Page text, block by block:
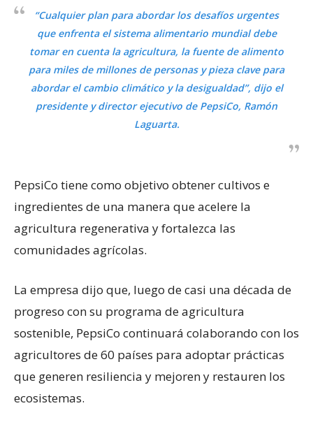
“Cualquier plan para abordar los desafíos urgentes
que enfrenta el sistema alimentario mundial debe
tomar en cuenta la agricultura, la fuente de alimento
para miles de millones de personas y pieza clave para
abordar el cambio climático y la desigualdad”, dijo el
presidente y director ejecutivo de PepsiCo, Ramón
Laguarta.
PepsiCo tiene como objetivo obtener cultivos e
ingredientes de una manera que acelere la
agricultura regenerativa y fortalezca las
comunidades agrícolas.
La empresa dijo que, luego de casi una década de
progreso con su programa de agricultura
sostenible, PepsiCo continuará colaborando con los
agricultores de 60 países para adoptar prácticas
que generen resiliencia y mejoren y restauren los
ecosistemas.